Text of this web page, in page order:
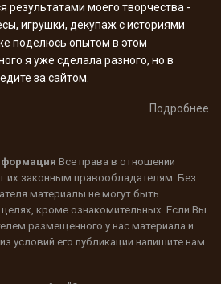
результатами моего творчества -
игрушки, декупаж с историями
поделюсь опытом в этом
я уже сделала разного, но в
за сайтом.
Подробнее
Все права в отношении
их законным правообладателям. Без
материалы не могут быть
кроме ознакомительных. Если Вы
размещенного у нас материала и
условий его публикации напишите нам